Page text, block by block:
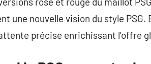
une nouvelle vision du style
précise enrichissant l’offre